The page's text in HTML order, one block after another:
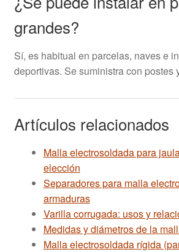
grandes?
Sí, es habitual en parcelas, naves e
deportivas. Se suministra con postes
Artículos relacionados
Malla electrosoldada para
elección
Separadores para malla
armaduras
Varilla corrugada: usos y
Medidas y diámetros de la
Malla electrosoldada rígida